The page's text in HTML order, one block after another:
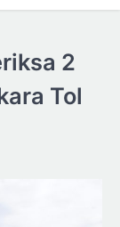
2
Tol